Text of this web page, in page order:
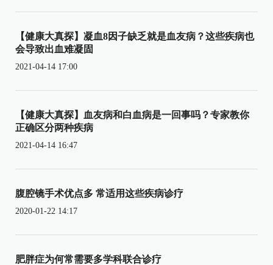
【健康大真探】凝血8因子缺乏就是血友病？这些疾病也
会导致出血难凝固
2021-04-14 17:00
【健康大真探】血友病和白血病是一回事吗？专家教你
正确区分两种疾病
2021-04-14 16:47
腹腔镜手术优点多 常适用这些疾病诊疗
2020-01-22 14:17
肥胖症为何常需要多学科联合诊疗